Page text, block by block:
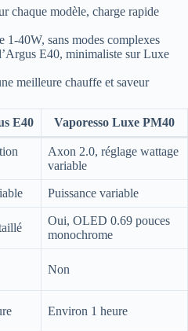
chaque modèle, charge rapide
1-40W, sans modes complexes
E40, minimaliste sur Luxe
meilleure chauffe et saveur
E40 Vaporesso Luxe PM40
Axon 2.0, réglage wattage
variable
Puissance variable
Oui, OLED 0.69 pouces
monochrome
Non
Environ 1 heure